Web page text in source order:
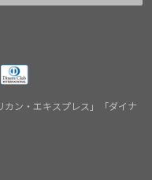
カン・エキスプレス」「ダイナ